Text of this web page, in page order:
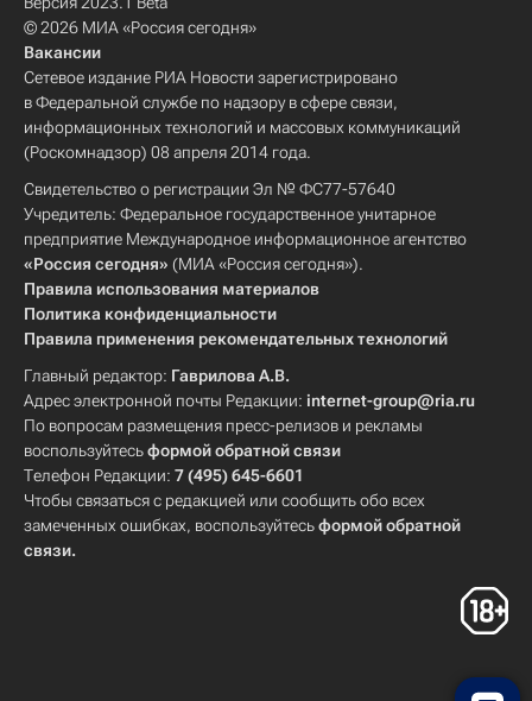
© 2026 МИА «Россия сегодня»
Вакансии
Сетевое издание РИА Новости зарегистрировано
в Федеральной службе по надзору в сфере связи,
информационных технологий и массовых коммуникаций
(Роскомнадзор) 08 апреля 2014 года.
Свидетельство о регистрации Эл № ФС77-57640
Учредитель: Федеральное государственное унитарное
предприятие Международное информационное агентство
«Россия сегодня» (МИА «Россия сегодня»).
Правила использования материалов
Политика конфиденциальности
Правила применения рекомендательных технологий
Главный редактор: Гаврилова А.В.
Адрес электронной почты Редакции: internet-group@ria.ru
По вопросам размещения пресс-релизов и рекламы
воспользуйтесьформой обратной связи
Телефон Редакции: 7 (495) 645-6601
Чтобы связаться с редакцией или сообщить обо всех
замеченных ошибках, воспользуйтесьформой обратной
связи.